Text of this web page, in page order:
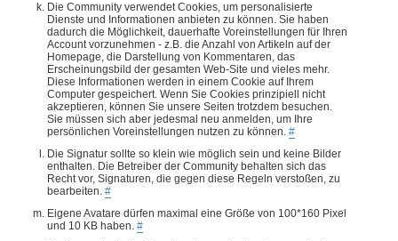
Die Community verwendet Cookies, um personalisierte
Dienste und Informationen anbieten zu können. Sie haben
dadurch die Möglichkeit, dauerhafte Voreinstellungen für Ihren
Account vorzunehmen - z.B. die Anzahl von Artikeln auf der
Homepage, die Darstellung von Kommentaren, das
Erscheinungsbild der gesamten Web-Site und vieles mehr.
Diese Informationen werden in einem Cookie auf Ihrem
Computer gespeichert. Wenn Sie Cookies prinzipiell nicht
akzeptieren, können Sie unsere Seiten trotzdem besuchen.
Sie müssen sich aber jedesmal neu anmelden, um Ihre
persönlichen Voreinstellungen nutzen zu können. #
Die Signatur sollte so klein wie möglich sein und keine Bilder
enthalten. Die Betreiber der Community behalten sich das
Recht vor, Signaturen, die gegen diese Regeln verstoßen, zu
bearbeiten. #
Eigene Avatare dürfen maximal eine Größe von 100*160 Pixel
und 10 KB haben. #